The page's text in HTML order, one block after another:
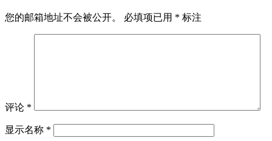
您的邮箱地址不会被公开。 必填项已用 * 标注
评论 *
显示名称 *